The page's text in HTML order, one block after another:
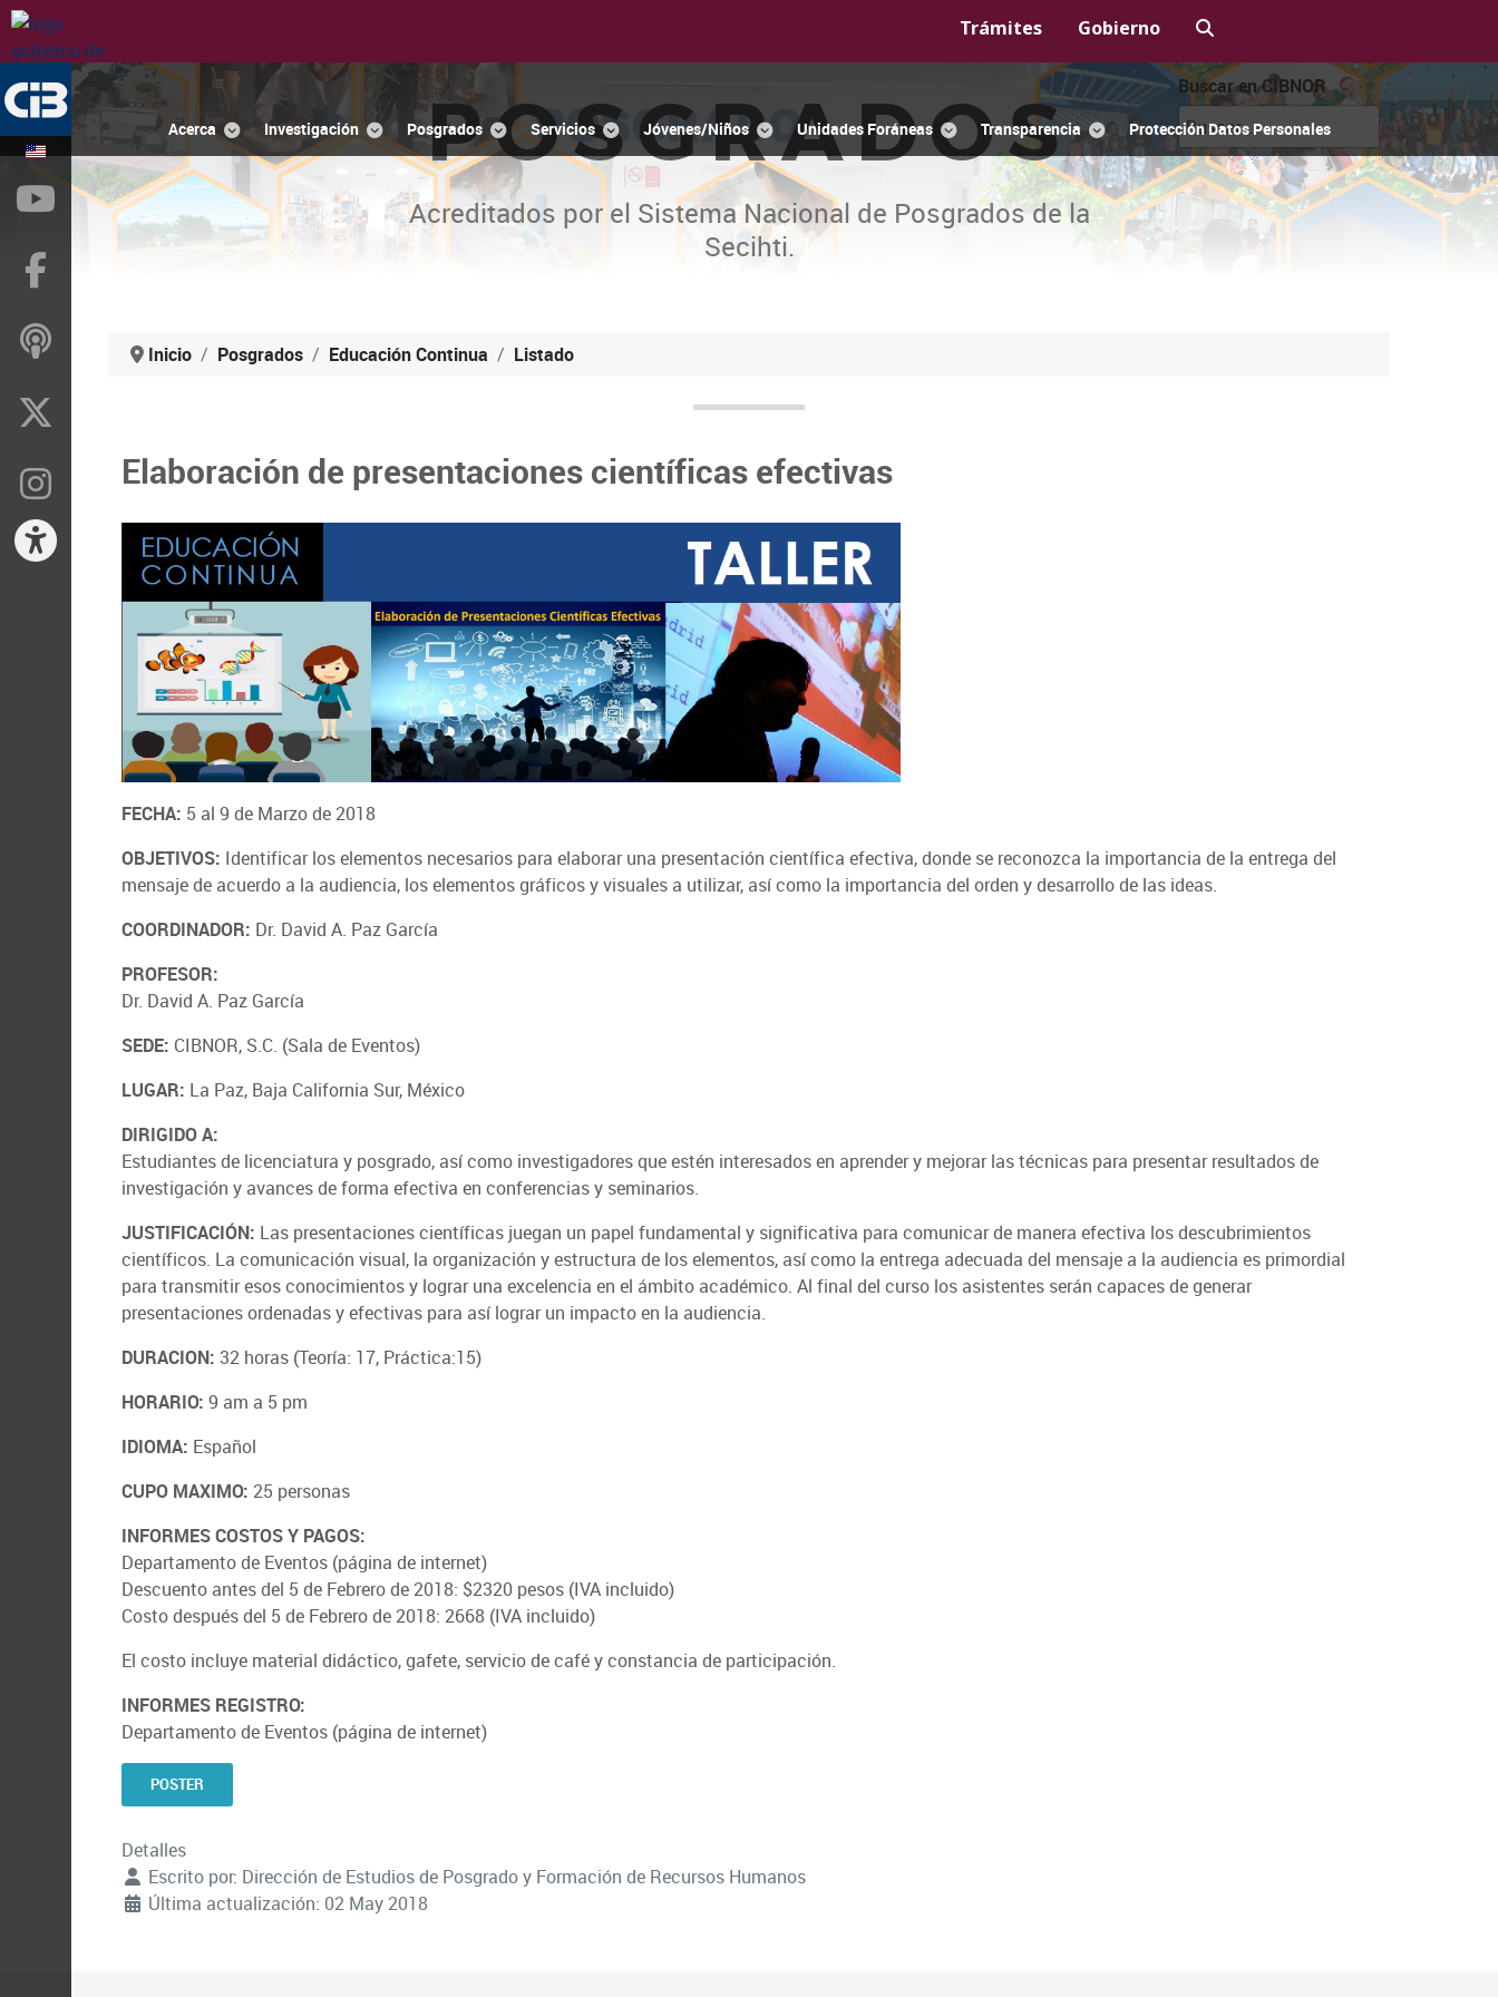
Trámites Gobierno
Acerca Investigación Posgrados Servicios Jóvenes/Niños Unidades Foráneas Transparencia Protección Datos Personales
POSGRADOS
Acreditados por el Sistema Nacional de Posgrados de la
Secihti.
Buscar en CIBNOR
Inicio Posgrados Educación Continua Listado
Elaboración de presentaciones científicas efectivas
FECHA: 5 al 9 de Marzo de 2018
OBJETIVOS: Identificar los elementos necesarios para elaborar una presentación científica efectiva, donde se reconozca la importancia de la entrega del
mensaje de acuerdo a la audiencia, los elementos gráficos y visuales a utilizar, así como la importancia del orden y desarrollo de las ideas.
COORDINADOR: Dr. David A. Paz García
PROFESOR:
Dr. David A. Paz García
SEDE: CIBNOR, S.C. (Sala de Eventos)
LUGAR: La Paz, Baja California Sur, México
DIRIGIDO A:
Estudiantes de licenciatura y posgrado, así como investigadores que estén interesados en aprender y mejorar las técnicas para presentar resultados de
investigación y avances de forma efectiva en conferencias y seminarios.
JUSTIFICACIÓN: Las presentaciones científicas juegan un papel fundamental y significativa para comunicar de manera efectiva los descubrimientos
científicos. La comunicación visual, la organización y estructura de los elementos, así como la entrega adecuada del mensaje a la audiencia es primordial
para transmitir esos conocimientos y lograr una excelencia en el ámbito académico. Al final del curso los asistentes serán capaces de generar
presentaciones ordenadas y efectivas para así lograr un impacto en la audiencia.
DURACION: 32 horas (Teoría: 17, Práctica:15)
HORARIO: 9 am a 5 pm
IDIOMA: Español
CUPO MAXIMO: 25 personas
INFORMES COSTOS Y PAGOS:
Departamento de Eventos (página de internet)
Descuento antes del 5 de Febrero de 2018: $2320 pesos (IVA incluido)
Costo después del 5 de Febrero de 2018: 2668 (IVA incluido)
El costo incluye material didáctico, gafete, servicio de café y constancia de participación.
INFORMES REGISTRO:
Departamento de Eventos (página de internet)
POSTER
Detalles
Escrito por: Dirección de Estudios de Posgrado y Formación de Recursos Humanos
Última actualización: 02 May 2018
YouTube
ivoox
Instragram